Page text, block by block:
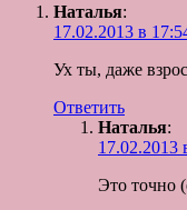
Наталья:
17.02.2013 в
Ух ты, даже
Ответить
Наталья:
17.02.2013
Это точно